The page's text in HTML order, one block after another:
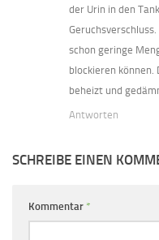
der Urin in den
schon geringe
blockieren
beheizt und
Antworten
SCHREIBE EINEN
Kommentar *